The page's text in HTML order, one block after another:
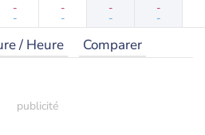
-
-
-
-
-
-
-
-
/ Heure Comparer